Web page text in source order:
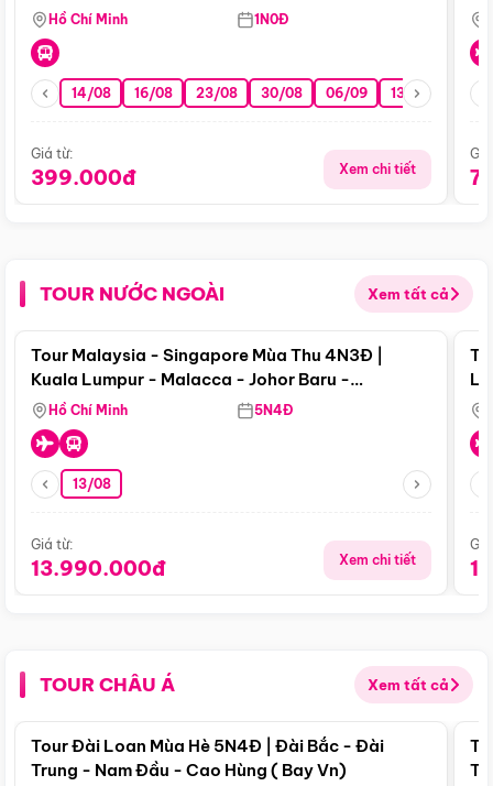
Hồ Chí Minh 1N0Đ
14/08 16/08 23/08 30/08 06/09 13/09 20/09
Giá từ:
399.000đ Xem chi tiết
TOUR NƯỚC NGOÀI Xem tất cả
Điểm nổi bật
Tour Malaysia - Singapore Mùa Thu 4N3Đ |
Kuala Lumpur - Malacca - Johor Baru -
Singapore
Hồ Chí Minh 5N4Đ
13/08
Giá từ:
13.990.000đ Xem chi tiết
TOUR CHÂU Á Xem tất cả
Điểm nổi bật
Tour Đài Loan Mùa Hè 5N4Đ | Đài Bắc - Đài
Trung - Nam Đầu - Cao Hùng ( Bay Vn)